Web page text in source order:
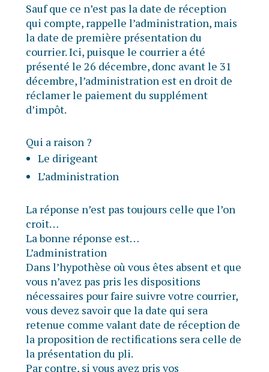
Sauf que ce n’est pas la date de réception
qui compte, rappelle l’administration, mais
la date de première présentation du
courrier. Ici, puisque le courrier a été
présenté le 26 décembre, donc avant le 31
décembre, l’administration est en droit de
réclamer le paiement du supplément
d’impôt.
Qui a raison ?
Le dirigeant
L’administration
La réponse n’est pas toujours celle que l’on
croit…
La bonne réponse est…
L’administration
Dans l’hypothèse où vous êtes absent et que
vous n’avez pas pris les dispositions
nécessaires pour faire suivre votre courrier,
vous devez savoir que la date qui sera
retenue comme valant date de réception de
la proposition de rectifications sera celle de
la présentation du pli.
Par contre, si vous avez pris vos